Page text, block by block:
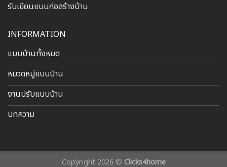
รับเขียนแบบก่อสร้างบ้าน
INFORMATION
แบบบ้านทั้งหมด
หมวดหมู่แบบบ้าน
งานปรับแบบบ้าน
บทความ
Copyright 2026 © Clicks4home